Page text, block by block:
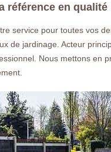
référence en qualité
service pour toutes vos
de jardinage. Acteur
Nous mettons en